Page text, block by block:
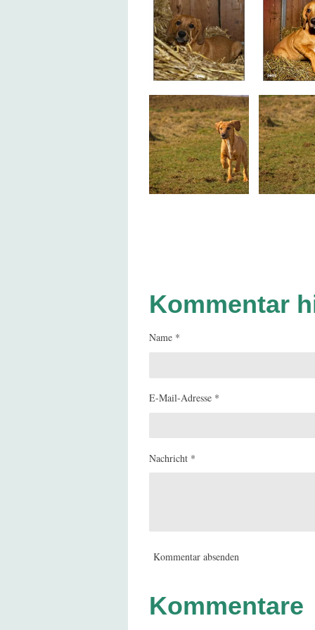
Kommentar
Name *
E-Mail-Adresse *
Nachricht *
Kommentar absenden
Kommentare